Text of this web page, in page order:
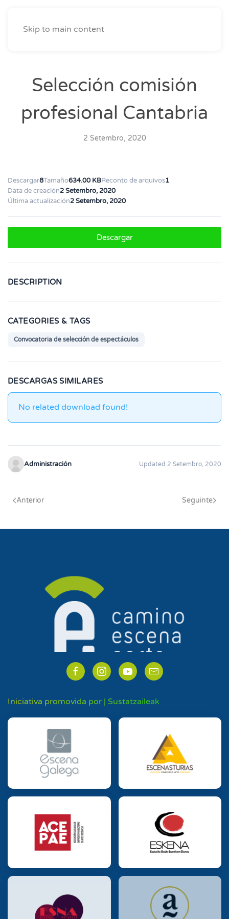
Skip to main content
Selección comisión
profesional Cantabria
2 Setembro, 2020
Descargar8Tamaño634.00 KBReconto de arquivos1
Data de creación2 Setembro, 2020
Última actualización2 Setembro, 2020
Descargar
DESCRIPTION
CATEGORIES & TAGS
Convocatoria de selección de espectáculos
DESCARGAS SIMILARES
No related download found!
Administración Updated 2 Setembro, 2020
Anterior Seguinte
Iniciativa promovida por | Sustatzaileak